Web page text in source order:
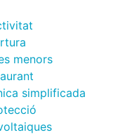
menors
simplificada